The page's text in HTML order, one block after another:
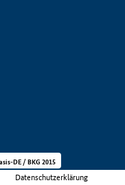
Datenschutzerklärung
DE / BKG 2015